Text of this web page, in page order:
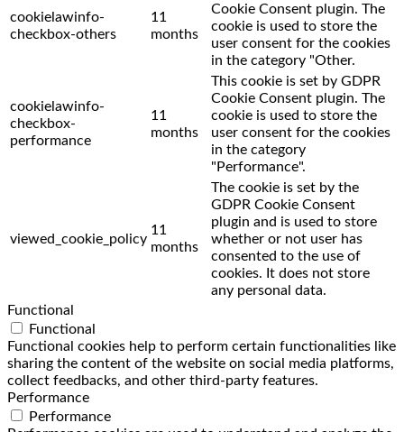
cookielawinfo-
checkbox-others
11
months
Cookie Consent plugin. The
cookie is used to store the
user consent for the cookies
in the category "Other.
cookielawinfo-
checkbox-
performance
11
months
This cookie is set by GDPR
Cookie Consent plugin. The
cookie is used to store the
user consent for the cookies
in the category
"Performance".
viewed_cookie_policy
11
months
The cookie is set by the
GDPR Cookie Consent
plugin and is used to store
whether or not user has
consented to the use of
cookies. It does not store
any personal data.
Functional
Functional
Functional cookies help to perform certain functionalities like
sharing the content of the website on social media platforms,
collect feedbacks, and other third-party features.
Performance
Performance